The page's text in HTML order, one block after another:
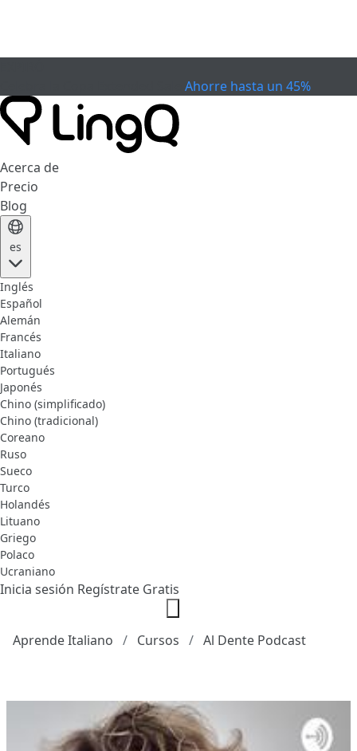
Ahorre hasta un 45%
Acerca de
Precio
Blog
es
Inglés
Español
Alemán
Francés
Italiano
Portugués
Japonés
Chino (simplificado)
Chino (tradicional)
Coreano
Ruso
Sueco
Turco
Holandés
Lituano
Griego
Polaco
Ucraniano
Inicia sesión Regístrate Gratis
Aprende Italiano Cursos Al Dente Podcast